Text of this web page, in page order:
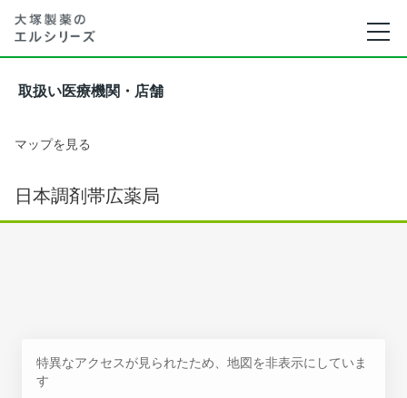
取扱い医療機関・店舗
マップを見る
日本調剤帯広薬局
特異なアクセスが見られたため、地図を非表示にしていま
す